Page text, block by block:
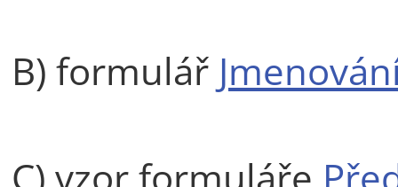
B) formulář
C) vzor formuláře